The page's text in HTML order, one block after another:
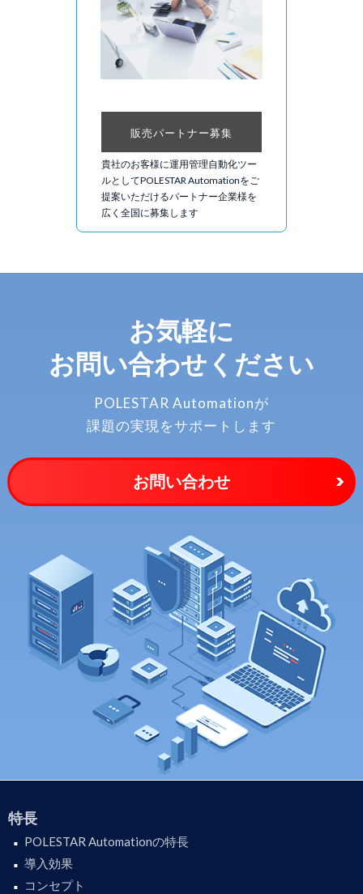
販売パートナー募集
貴社のお客様に運用管理自動化ツー
ルとしてPOLESTAR Automationをご
提案いただけるパートナー企業様を
広く全国に募集します
お気軽に
お問い合わせください
POLESTAR Automationが
課題の実現をサポートします
お問い合わせ
特長
POLESTAR Automationの特長
導入効果
コンセプト